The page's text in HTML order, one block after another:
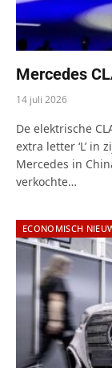
Mercedes
14 juli 2026
De elektrische
extra letter ‘L’ in
Mercedes in
verkochte…
ECONOMISCH